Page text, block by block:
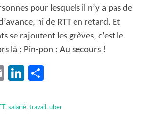
pour lesquels il n’y a pas de
ni de RTT en retard. Et
se rajoutent les grèves, c’est le
là : Pin-pon : Au secours !
EmailLinkedIn
,salarié,travail ,uber